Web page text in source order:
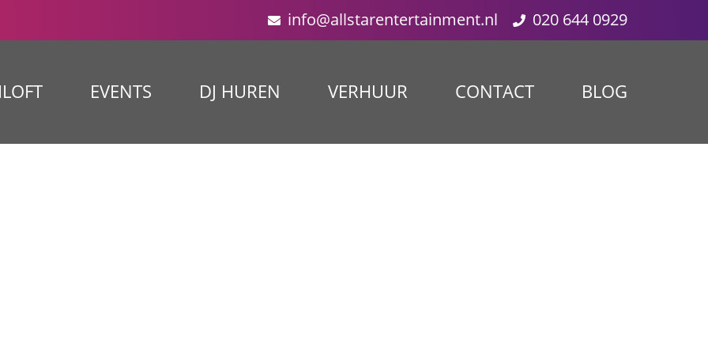
info@allstarentertainment.nl 020 644 0929
EVENTS DJ HUREN VERHUUR CONTACT BLOG